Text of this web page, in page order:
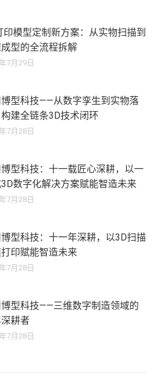
印模型定制新方案：从实物扫描到
型的全流程拆解
7月29日
型科技——从数字孪生到实物落
建全链条3D技术闭环
7月28日
型科技：十一载匠心深耕，以一
数字化解决方案赋能智造未来
7月28日
型科技：十一年深耕，以3D扫描
印赋能智造未来
7月28日
型科技——三维数字制造领域的
耕者
7月28日